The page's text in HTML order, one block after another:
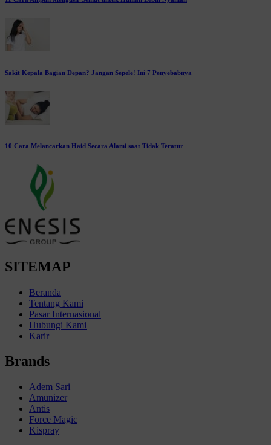
Sakit Kepala Bagian Depan? Jangan Sepele! Ini 7 Penyebabnya
10 Cara Melancarkan Haid Secara Alami saat Tidak Teratur
SITEMAP
Beranda
Tentang Kami
Pasar Internasional
Hubungi Kami
Karir
Brands
Adem Sari
Amunizer
Antis
Force Magic
Kispray